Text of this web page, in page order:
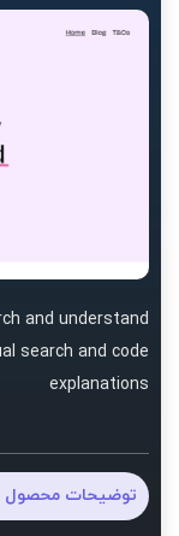
and understand
search and code
explanations
توضیحات محصول ai